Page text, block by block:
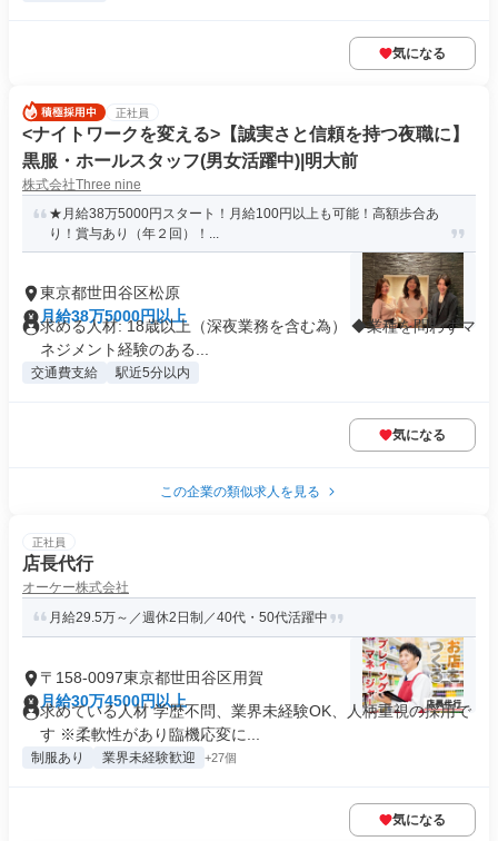
気になる
正社員
<ナイトワークを変える>【誠実さと信頼を持つ夜職に】
黒服・ホールスタッフ(男女活躍中)|明大前
株式会社Three nine
★月給38万5000円スタート！月給100円以上も可能！高額歩合あ
り！賞与あり（年２回）！...
東京都世田谷区松原
月給38万5000円以上
求める人材: 18歳以上（深夜業務を含む為） ◆業種を問わずマ
ネジメント経験のある...
交通費支給 駅近5分以内
気になる
この企業の類似求人を見る
正社員
店長代行
オーケー株式会社
月給29.5万～／週休2日制／40代・50代活躍中
〒158-0097東京都世田谷区用賀
月給30万4500円以上
求めている人材 学歴不問、業界未経験OK、人柄重視の採用で
す ※柔軟性があり臨機応変に...
制服あり 業界未経験歓迎 +27個
気になる